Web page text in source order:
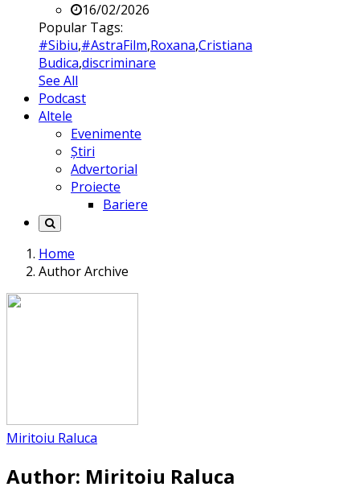
16/02/2026
Popular Tags:
#Sibiu,#AstraFilm,Roxana,Cristiana
Budica,discriminare
See All
Podcast
Altele
Evenimente
Știri
Advertorial
Proiecte
Bariere
Home
Author Archive
Miritoiu Raluca
Author: Miritoiu Raluca